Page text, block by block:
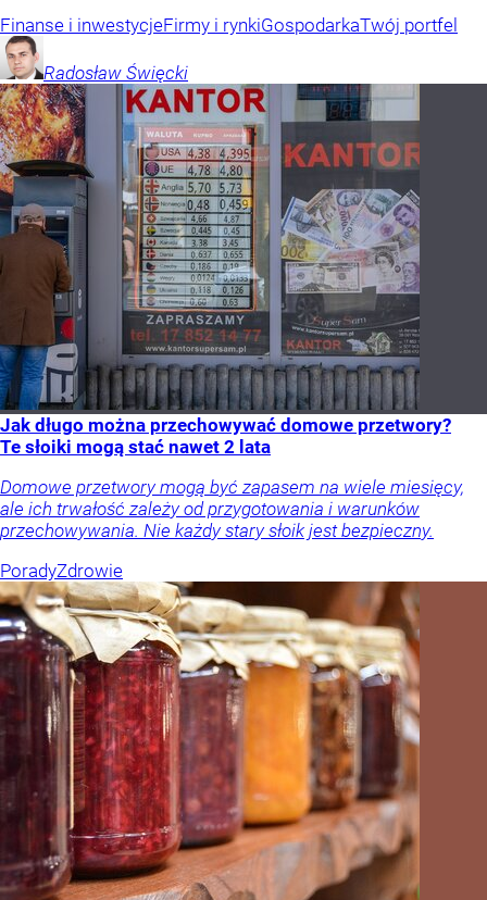
Finanse i inwestycjeFirmy i rynkiGospodarkaTwój portfel
Radosław Święcki
Jak długo można przechowywać domowe przetwory?
Te słoiki mogą stać nawet 2 lata
Domowe przetwory mogą być zapasem na wiele miesięcy,
ale ich trwałość zależy od przygotowania i warunków
przechowywania. Nie każdy stary słoik jest bezpieczny.
PoradyZdrowie